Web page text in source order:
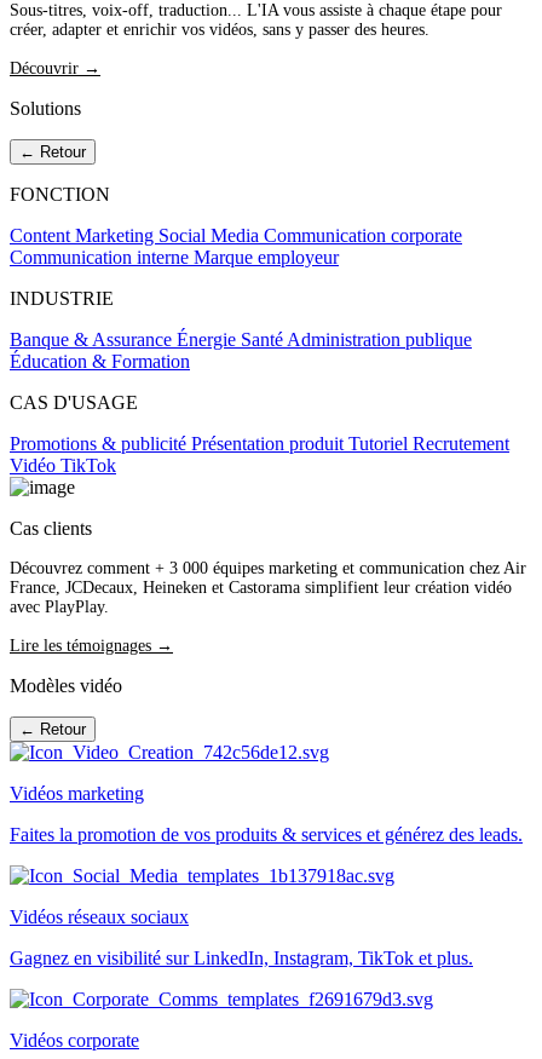
Sous-titres, voix-off, traduction... L'IA vous assiste à chaque étape pour
créer, adapter et enrichir vos vidéos, sans y passer des heures.
Découvrir →
Solutions
← Retour
FONCTION
Content Marketing Social Media Communication corporate
Communication interne Marque employeur
INDUSTRIE
Banque & Assurance Énergie Santé Administration publique
Éducation & Formation
CAS D'USAGE
Promotions & publicité Présentation produit Tutoriel Recrutement
Vidéo TikTok
Cas clients
Découvrez comment + 3 000 équipes marketing et communication chez Air
France, JCDecaux, Heineken et Castorama simplifient leur création vidéo
avec PlayPlay.
Lire les témoignages →
Modèles vidéo
← Retour
Vidéos marketing
Faites la promotion de vos produits & services et générez des leads.
Vidéos réseaux sociaux
Gagnez en visibilité sur LinkedIn, Instagram, TikTok et plus.
Vidéos corporate